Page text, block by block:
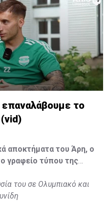
επαναλάβουμε το
αποκτήματα του Άρη, ο
γραφείο τύπου της
του σε Ολυμπιακό και